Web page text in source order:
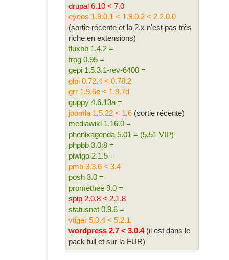
drupal 6.10 < 7.0
eyeos 1.9.0.1 < 1.9.0.2 < 2.2.0.0
(sortie récente et la 2.x n'est pas très
riche en extensions)
fluxbb 1.4.2 =
frog 0.95 =
gepi 1.5.3.1-rev-6400 =
glpi 0.72.4 < 0.78.2
grr 1.9.6e < 1.9.7d
guppy 4.6.13a =
joomla 1.5.22 < 1.6(sortie récente)
mediawiki 1.16.0 =
phenixagenda 5.01 = (5.51 VIP)
phpbb 3.0.8 =
piwigo 2.1.5 =
pmb 3.3.6 < 3.4
posh 3.0 =
promethee 9.0 =
spip 2.0.8 < 2.1.8
statusnet 0.9.6 =
vtiger 5.0.4 < 5.2.1
wordpress 2.7 < 3.0.4(il est dans le
pack full et sur la FUR)